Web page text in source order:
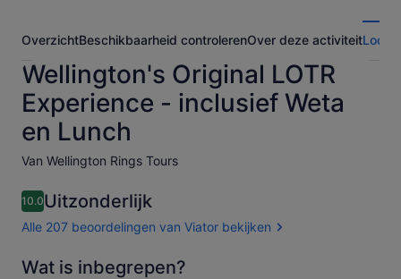
OverzichtBeschikbaarheid controlerenOver deze activiteit
Wellington's Original LOTR
Experience - inclusief Weta
en Lunch
Van Wellington Rings Tours
10.010.0 van 10
Uitzonderlijk
Alle 207 beoordelingen van Viator bekijken
Wat is inbegrepen?